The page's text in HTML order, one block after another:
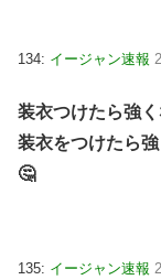
134: イージャン速報
装衣つけたら強
装衣をつけたら
🤔
135: イージャン速報